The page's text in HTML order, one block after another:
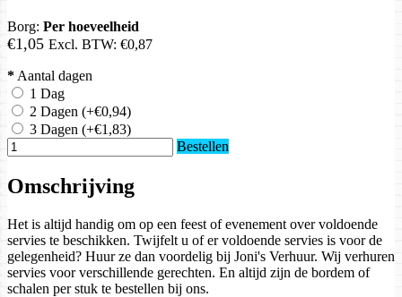
Borg: Per hoeveelheid
€1,05 Excl. BTW: €0,87
* Aantal dagen
1 Dag
2 Dagen (+€0,94)
3 Dagen (+€1,83)
Bestellen
Omschrijving
Het is altijd handig om op een feest of evenement over voldoende
servies te beschikken. Twijfelt u of er voldoende servies is voor de
gelegenheid? Huur ze dan voordelig bij Joni's Verhuur. Wij verhuren
servies voor verschillende gerechten. En altijd zijn de bordem of
schalen per stuk te bestellen bij ons.